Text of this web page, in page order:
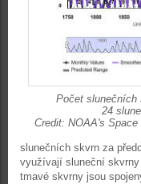
Počet slunečních
24
Credit: NOAA's
slunečních skvrn za
využívají sluneční
tmavé skvrny jsou